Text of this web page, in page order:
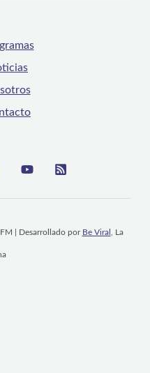
| Desarrollado por Be Viral , La